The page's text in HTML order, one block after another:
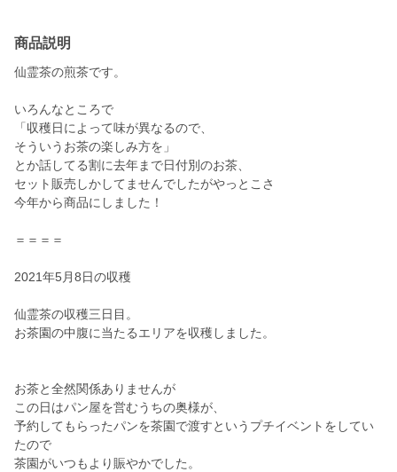
商品説明
仙霊茶の煎茶です。
いろんなところで
「収穫日によって味が異なるので、
そういうお茶の楽しみ方を」
とか話してる割に去年まで日付別のお茶、
セット販売しかしてませんでしたがやっとこさ
今年から商品にしました！
＝＝＝＝
2021年5月8日の収穫
仙霊茶の収穫三日目。
お茶園の中腹に当たるエリアを収穫しました。
お茶と全然関係ありませんが
この日はパン屋を営むうちの奥様が、
予約してもらったパンを茶園で渡すというプチイベントをしてい
たので
茶園がいつもより賑やかでした。